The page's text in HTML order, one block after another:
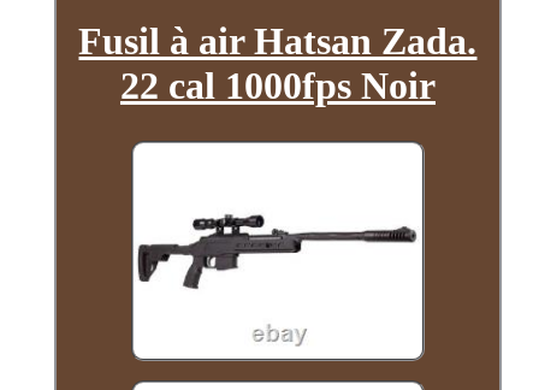
Fusil à air Hatsan Zada.
22 cal 1000fps Noir